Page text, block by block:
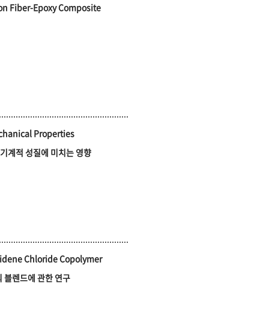
Fiber-Epoxy Composite
Properties
계적 성질에 미치는 영향
Chloride Copolymer
블렌드에 관한 연구